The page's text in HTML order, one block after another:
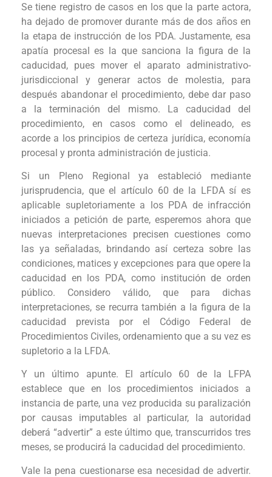
Se tiene registro de casos en los que la parte actora,
ha dejado de promover durante más de dos años en
la etapa de instrucción de los PDA. Justamente, esa
apatía procesal es la que sanciona la figura de la
caducidad, pues mover el aparato administrativo-
jurisdiccional y generar actos de molestia, para
después abandonar el procedimiento, debe dar paso
a la terminación del mismo. La caducidad del
procedimiento, en casos como el delineado, es
acorde a los principios de certeza jurídica, economía
procesal y pronta administración de justicia.
Si un Pleno Regional ya estableció mediante
jurisprudencia, que el artículo 60 de la LFDA sí es
aplicable supletoriamente a los PDA de infracción
iniciados a petición de parte, esperemos ahora que
nuevas interpretaciones precisen cuestiones como
las ya señaladas, brindando así certeza sobre las
condiciones, matices y excepciones para que opere la
caducidad en los PDA, como institución de orden
público. Considero válido, que para dichas
interpretaciones, se recurra también a la figura de la
caducidad prevista por el Código Federal de
Procedimientos Civiles, ordenamiento que a su vez es
supletorio a la LFDA.
Y un último apunte. El artículo 60 de la LFPA
establece que en los procedimientos iniciados a
instancia de parte, una vez producida su paralización
por causas imputables al particular, la autoridad
deberá “advertir” a este último que, transcurridos tres
meses, se producirá la caducidad del procedimiento.
Vale la pena cuestionarse esa necesidad de advertir.